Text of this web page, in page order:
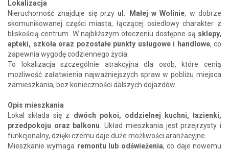
Lokalizacja
Nieruchomość znajduje się przy ul. Małej w Wolinie, w dobrze
skomunikowanej części miasta, łączącej osiedlowy charakter z
bliskością centrum. W najbliższym otoczeniu dostępne są sklepy,
apteki, szkoła oraz pozostałe punkty usługowe i handlowe, co
zapewnia wygodę codziennego życia.
To lokalizacja szczególnie atrakcyjna dla osób, które cenią
możliwość załatwienia najważniejszych spraw w pobliżu miejsca
zamieszkania, bez konieczności dalszych dojazdów.
Opis mieszkania
Lokal składa się z dwóch pokoi, oddzielnej kuchni, łazienki,
przedpokoju oraz balkonu . Układ mieszkania jest przejrzysty i
funkcjonalny, dzięki czemu daje duże możliwości aranżacyjne.
Mieszkanie wymaga remontu lub odświeżenia, co daje nowemu